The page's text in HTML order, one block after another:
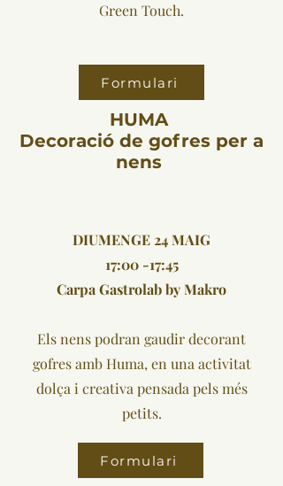
Green Touch.
Formulari
HUMA
Decoració de gofres per a
nens
DIUMENGE 24 MAIG
17:00 -17:45
Carpa Gastrolab by Makro
Els nens podran gaudir decorant
gofres amb Huma, en una activitat
dolça i creativa pensada pels més
petits.
Formulari